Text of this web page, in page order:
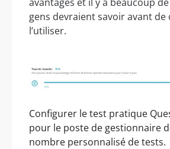
gens devraient savoir avant de
l’utiliser.
Configurer le test pratique
pour le poste de gestionnaire
nombre personnalisé de tests.